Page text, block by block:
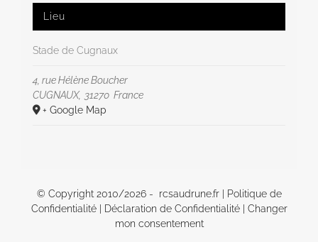
Lieu
Stade de Cugnaux
4, rue Hélène Boucher
CUGNAUX, 31270 France
+ Google Map
© Copyright 2010/2026 - rcsaudrune.fr | Politique de
Confidentialité| Déclaration de Confidentialité| Changer
mon consentement